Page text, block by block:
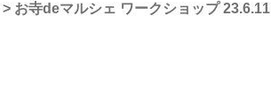
> お寺deマルシェ ワークショップ 23.6.11